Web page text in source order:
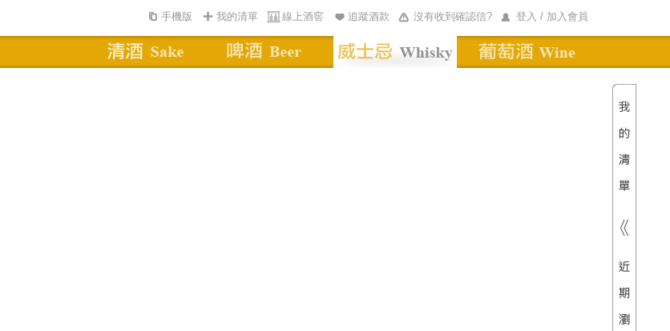
登入 / 加入會員
沒有收到確認信?
追蹤酒款
線上酒窖
我的清單
手機版